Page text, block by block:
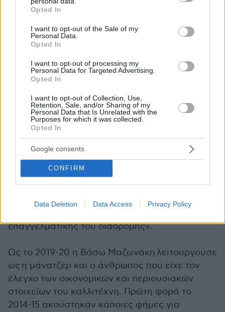
grant or deny consent to Google and its third-party tags to
use your data for below specified purposes in below Google
consent section.
Opted In
I want to opt-out of the Sale of my
Personal Data.
Opted In
I want to opt-out of processing my
Personal Data for Targeted Advertising.
Opted In
I want to opt-out of Collection, Use,
Retention, Sale, and/or Sharing of my
Personal Data that Is Unrelated with the
Purposes for which it was collected.
Opted In
Google consents
CONFIRM
Data Deletion Data Access Privacy Policy
υπευθύνων για τις οικονομικές διαφορές με
Όλα εδώ πληρώνονται
«η ζημιά μέσα μου είναι το λάβωμα της
εμπιστοσύνης στους ανθρώπους που τους
θεωρούσα δικούς μου».
Η αρχή της διαμάχης
Η διαμάχη ανάμεσα στα αδέρφια
διέρρευσε
στα media τον Μάιο του 2024 και ο δικηγόρος
του Γιώργου Μαζωνάκη είχε κάνει λόγο για
«μείζονα αντιδικία» με την αδερφή του, η οποία
δεν κατονομαζόταν, για «τη διασφάλιση της
επαγγελματικής του διαδρομής».
Ως το 2019-20 η Βάσω Μαζωνάκη λειτουργούσε
ως η μάνατζερ και ο άνθρωπος που είχε τον
έλεγχο των οικονομικών και περιουσιακών
στοιχείων του καλλιτέχνη. Πρώτη φορά το
2014-15 ακούστηκαν κάποιες φήμες για